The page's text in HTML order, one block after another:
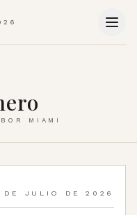
MIAMI
DE JULIO DE 2026